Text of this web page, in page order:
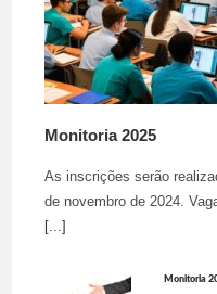
Monitoria 2025
As inscrições serão
de novembro de 2024.
[...]
Monitoria